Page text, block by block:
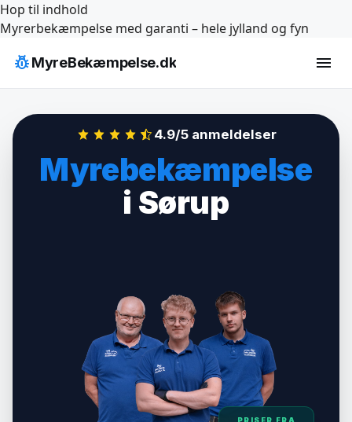
Hop til indhold
Myrerbekæmpelse med garanti – hele jylland og fyn
pest_controlMyreBekæmpelse.dk menu
4.9/5 anmeldelser
Myrebekæmpelse
i Sørup
PRISER FRA